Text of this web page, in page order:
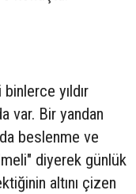
yıldır
var. Bir yandan
beslenme ve
diyerek günlük
altını çizen